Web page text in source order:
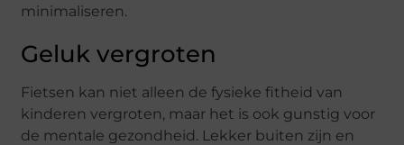
minimaliseren.
Geluk vergroten
Fietsen kan niet alleen de fysieke fitheid van
kinderen vergroten, maar het is ook gunstig voor
de mentale gezondheid. Lekker buiten zijn en